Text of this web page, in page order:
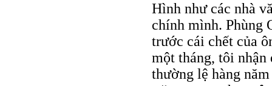
Hình như các nhà
chính mình. Phùng
trước cái chết của
một tháng, tôi nhận
thường lệ hàng